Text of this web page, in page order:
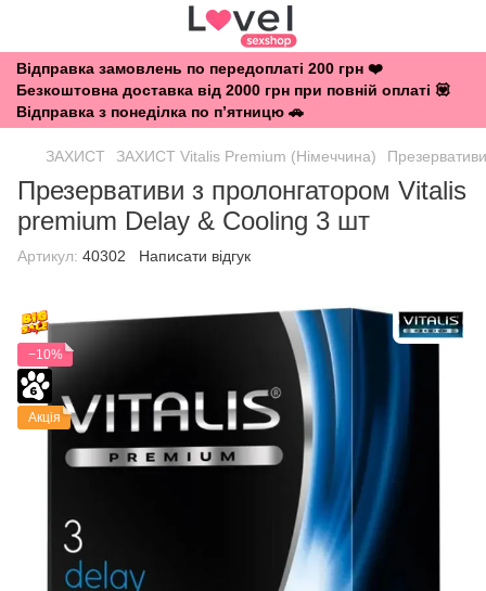
Відправка замовлень по передоплаті 200 грн ❤️
Безкоштовна доставка від 2000 грн при повній оплаті 💟
Відправка з понеділка по п’ятницю 🚗
ЗАХИСТ ЗАХИСТ Vitalis Рremium (Німеччина)
Презервативи з пролонгатором Vitalis
premium Delay & Cooling 3 шт
Артикул: 40302 Написати відгук
−10%
Акція